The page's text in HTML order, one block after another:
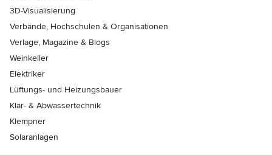
3D-Visualisierung
Verbände, Hochschulen & Organisationen
Verlage, Magazine & Blogs
Weinkeller
Elektriker
Lüftungs- und Heizungsbauer
Klär- & Abwassertechnik
Klempner
Solaranlagen